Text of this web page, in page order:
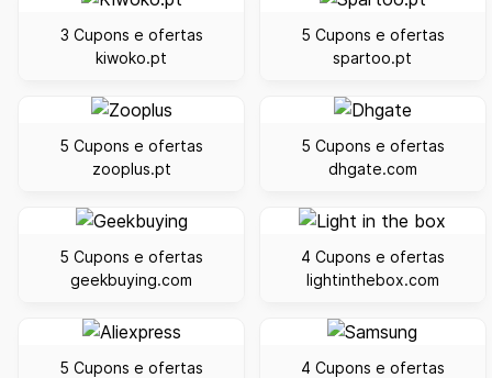
3 Cupons e ofertas
kiwoko.pt
5 Cupons e ofertas
spartoo.pt
5 Cupons e ofertas
zooplus.pt
5 Cupons e ofertas
dhgate.com
5 Cupons e ofertas
geekbuying.com
4 Cupons e ofertas
lightinthebox.com
5 Cupons e ofertas
4 Cupons e ofertas